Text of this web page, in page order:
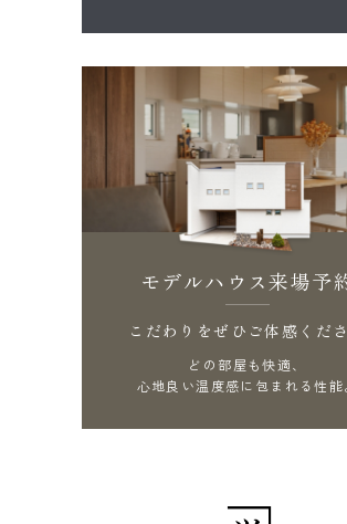
モデルハウス来場予
こだわりをぜひご体感くだ
どの部屋も快適、
心地良い温度感に包まれる性能